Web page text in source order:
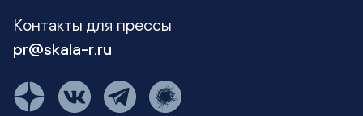
Контакты для прессы
pr@skala-r.ru